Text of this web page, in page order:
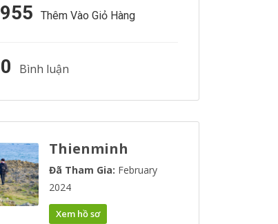
955 Thêm Vào Giỏ Hàng
0 Bình luận
Thienminh
Đã Tham Gia: February
2024
Xem hồ sơ